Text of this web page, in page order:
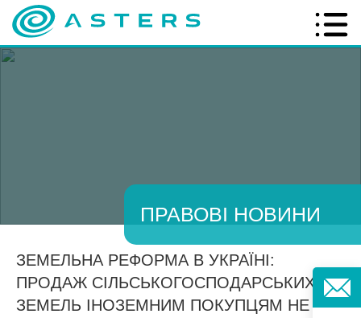
ПРАВОВІ НОВИНИ
ЗЕМЕЛЬНА РЕФОРМА В УКРАЇНІ:
ПРОДАЖ СІЛЬСЬКОГОСПОДАРСЬКИХ
ЗЕМЕЛЬ ІНОЗЕМНИМ ПОКУПЦЯМ НЕ